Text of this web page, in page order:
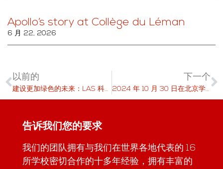
Apollo’s story at Collège du Léman
6 月 22, 2026
以前的
建设更加绿色的未来：LAS 科学活动激发环保行动
下一个
2024 年 10 月 30 日在北京学习瑞士
告诉我们您的要求
我们的团队拥有与我们在世界各地代表的 16
所学校密切合作的十多年经验，拥有丰富的